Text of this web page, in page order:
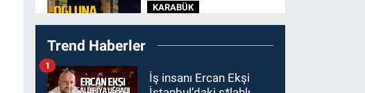
geçecek?
KARABÜK
11:45Karabük'te
oğluna mesaj attığını
etti.
ULUSAL
Trend Haberler
İş insanı Ercan Ekşi
1